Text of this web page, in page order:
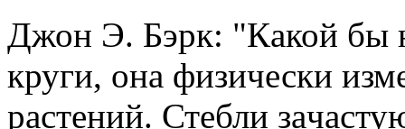
Джон Э. Бэрк: "Кaкой бы
круги, онa физически
рaстений. Стебли